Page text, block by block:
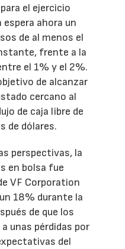
el ejercicio
ahora un
de al menos el
frente a la
el 1% y el 2%.
de alcanzar
cercano al
de caja libre de
de dólares.
perspectivas, la
en bolsa fue
VF Corporation
18% durante la
de que los
unas pérdidas por
del